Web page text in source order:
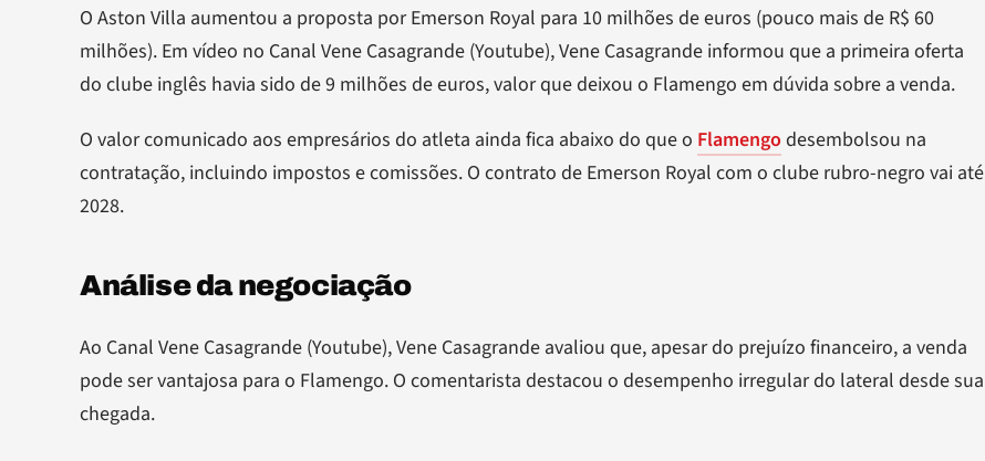
O Aston Villa aumentou a proposta por Emerson Royal para 10 milhões de euros (pouco mais de R$ 60
milhões). Em vídeo no Canal Vene Casagrande (Youtube), Vene Casagrande informou que a primeira oferta
do clube inglês havia sido de 9 milhões de euros, valor que deixou o Flamengo em dúvida sobre a venda.
O valor comunicado aos empresários do atleta ainda fica abaixo do que o Flamengo desembolsou na
contratação, incluindo impostos e comissões. O contrato de Emerson Royal com o clube rubro-negro vai até
2028.
Análise da negociação
Ao Canal Vene Casagrande (Youtube), Vene Casagrande avaliou que, apesar do prejuízo financeiro, a venda
pode ser vantajosa para o Flamengo. O comentarista destacou o desempenho irregular do lateral desde sua
chegada.